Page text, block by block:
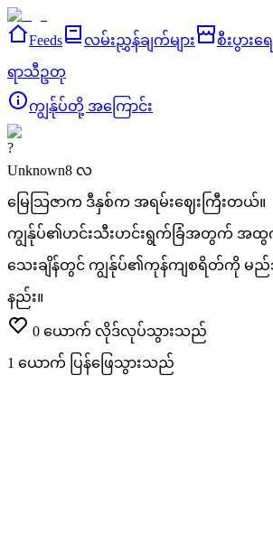
Feeds လမ်းညွှန်ချက်များ စီးပွား
ရာသီဥတု
ကျွန်ုပ်တို့ အကြောင်း
?
Unknown8 လ
မြေသြဇာက ဒီနှစ်က အရမ်းဈေးကြီးတယ်။
ကျွန်ုပ်၏ဟင်းသီးဟင်းရွက်ခြံအတွက် အထွက်
သေးချိန်တွင် ကျွန်ုပ်၏ကုန်ကျစရိတ်ကို မည်
နည်း။
0 ယောက် လိုဒ်လုပ်သွားသည်
1 ယောက် ပြန်ဖြေသွားသည်